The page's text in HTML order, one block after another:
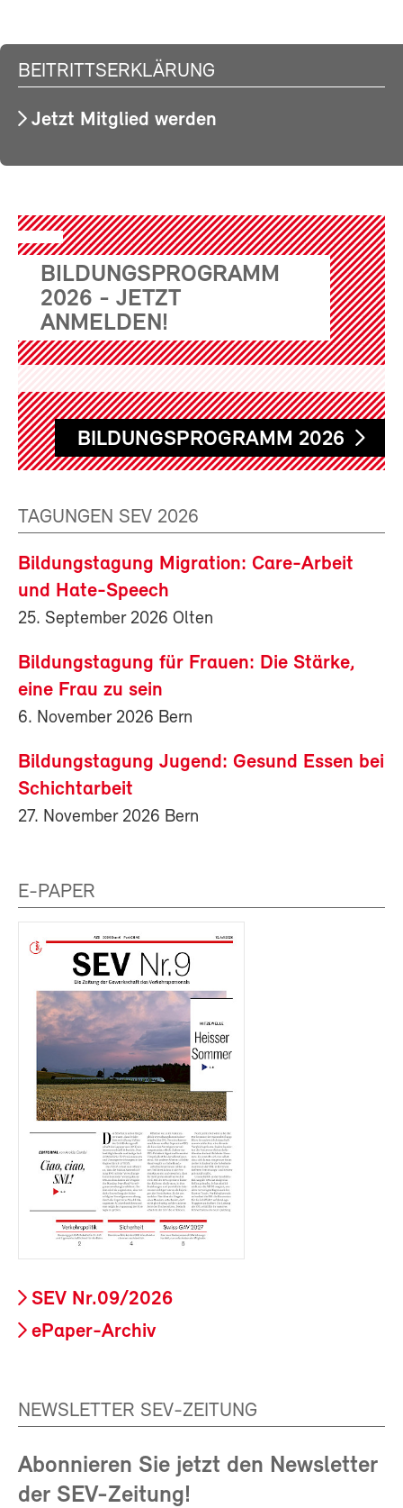
BEITRITTSERKLÄRUNG
Jetzt Mitglied werden
BILDUNGSPROGRAMM
2026 - JETZT
ANMELDEN!
BILDUNGSPROGRAMM 2026
TAGUNGEN SEV 2026
Bildungstagung Migration: Care-Arbeit
und Hate-Speech
25. September 2026 Olten
Bildungstagung für Frauen: Die Stärke,
eine Frau zu sein
6. November 2026 Bern
Bildungstagung Jugend: Gesund Essen bei
Schichtarbeit
27. November 2026 Bern
E-PAPER
SEV Nr.09/2026
ePaper-Archiv
NEWSLETTER SEV-ZEITUNG
Abonnieren Sie jetzt den Newsletter
der SEV-Zeitung!